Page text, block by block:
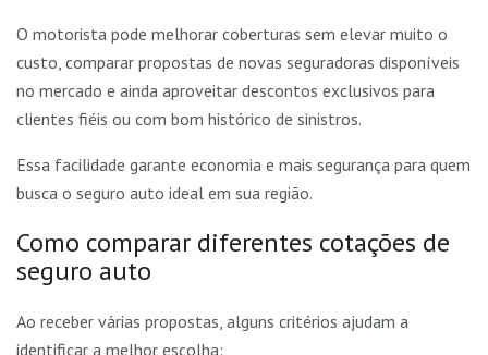
O motorista pode melhorar coberturas sem elevar muito o
custo, comparar propostas de novas seguradoras disponíveis
no mercado e ainda aproveitar descontos exclusivos para
clientes fiéis ou com bom histórico de sinistros.
Essa facilidade garante economia e mais segurança para quem
busca o seguro auto ideal em sua região.
Como comparar diferentes cotações de
seguro auto
Ao receber várias propostas, alguns critérios ajudam a
identificar a melhor escolha: